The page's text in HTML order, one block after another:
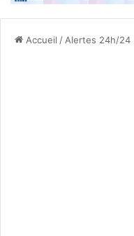
Accueil / Alertes 24h/24